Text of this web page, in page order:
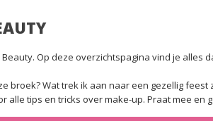
Op deze overzichtspagina vind je alles
broek? Wat trek ik aan naar een gezellig
alle tips en tricks over make-up. Praat mee